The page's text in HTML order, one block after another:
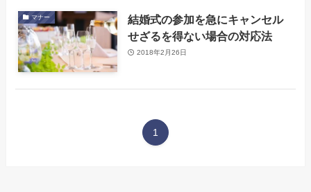
マナー
結婚式の参加を急にキャンセル
せざるを得ない場合の対応法
2018年2月26日
1